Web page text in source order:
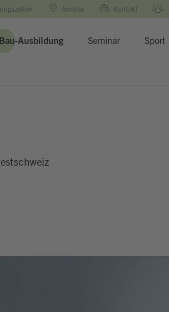
Anreise Kontakt
Bau-Ausbildung Seminar Sport